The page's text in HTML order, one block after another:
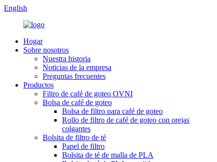
English
Hogar
Sobre nosotros
Nuestra historia
Noticias de la empresa
Preguntas frecuentes
Productos
Filtro de café de goteo OVNI
Bolsa de café de goteo
Bolsa de filtro para café de goteo
Rollo de filtro de café de goteo con orejas
colgantes
Bolsita de filtro de té
Papel de filtro
Bolsita de té de malla de PLA